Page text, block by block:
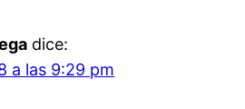
dice:
a las 9:29 pm